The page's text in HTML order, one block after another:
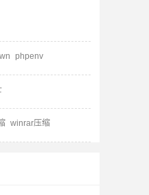
phpenv
winrar压缩